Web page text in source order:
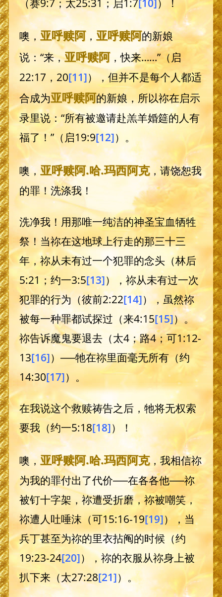
（赛9:7；太25:31；启1:7[10] ）！
噢， 亚呼赎阿， 亚呼赎阿的新娘
说：“来，亚呼赎阿，快来……”（启
22:17，20[11]），但并不是每个人都适
合成为亚呼赎阿的新娘，所以祢在启示
录里说：“所有被邀请赴羔羊婚筵的人有
福了！”（启19:9[12]）。
噢， 亚呼赎阿.哈.玛西阿克，请饶恕我
的罪！洗涤我！
洗净我！用那唯一纯洁的神圣宝血牺牲
祭！当祢在这地球上行走的那三十三
年，祢从未有过一个犯罪的念头（林后
5:21；约一3:5[13]），祢从未有过一次
犯罪的行为（彼前2:22[14]），虽然祢
被每一种罪都试探过（来4:15[15]）。
祢告诉魔鬼要退去（太4；路4；可1:12-
13[16]）──牠在祢里面毫无所有（约
14:30[17]）。
在我说这个救赎祷告之后，牠将无权索
要我（约一5:18[18]）！
噢， 亚呼赎阿.哈.玛西阿克，我相信祢
为我的罪付出了代价──在各各他──祢
被钉十字架，祢遭受折磨，祢被嘲笑，
祢遭人吐唾沫（可15:16-19[19]），当
兵丁甚至为祢的里衣拈阄的时候（约
19:23-24[20]），祢的衣服从祢身上被
扒下来（太27:28[21]）。